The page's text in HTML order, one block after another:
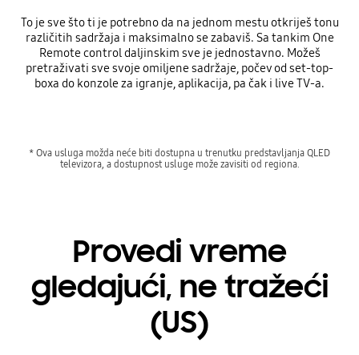
To je sve što ti je potrebno da na jednom mestu otkriješ tonu
različitih sadržaja i maksimalno se zabaviš. Sa tankim One
Remote control daljinskim sve je jednostavno. Možeš
pretraživati sve svoje omiljene sadržaje, počev od set-top-
boxa do konzole za igranje, aplikacija, pa čak i live TV-a.
* Ova usluga možda neće biti dostupna u trenutku predstavljanja QLED
televizora, a dostupnost usluge može zavisiti od regiona.
Provedi vreme
gledajući, ne tražeći
(US)